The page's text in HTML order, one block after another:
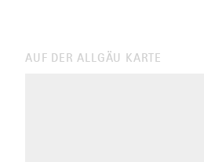
AUF DER ALLGÄU KARTE